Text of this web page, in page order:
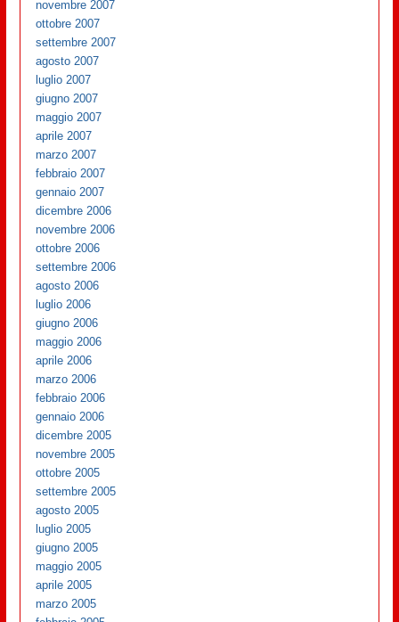
novembre 2007
ottobre 2007
settembre 2007
agosto 2007
luglio 2007
giugno 2007
maggio 2007
aprile 2007
marzo 2007
febbraio 2007
gennaio 2007
dicembre 2006
novembre 2006
ottobre 2006
settembre 2006
agosto 2006
luglio 2006
giugno 2006
maggio 2006
aprile 2006
marzo 2006
febbraio 2006
gennaio 2006
dicembre 2005
novembre 2005
ottobre 2005
settembre 2005
agosto 2005
luglio 2005
giugno 2005
maggio 2005
aprile 2005
marzo 2005